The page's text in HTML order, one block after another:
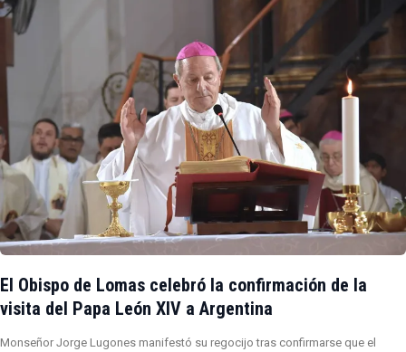
El Obispo de Lomas celebró la confirmación de la
visita del Papa León XIV a Argentina
Monseñor Jorge Lugones manifestó su regocijo tras confirmarse que el